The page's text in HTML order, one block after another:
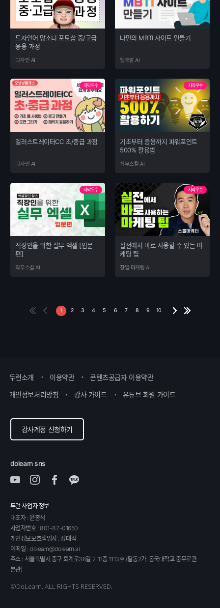
드자인어 망소니 포토샵 중/고급
응용 과정
디자인 AI
나만의 MBTI 사이트 만들기
웹개발 AI
자막우수
일러스트레이터CC 초/중급 과정
디자인 AI
자막우수
기초부터 응용까지 파워포인트
500% 활용법
직무스킬 AI
자막우수
직장인을 위한 실무 엑셀 [입문
편]
직무스킬 AI
자막우수
실전에서 바로 사용할 수 있는 마
케팅 팁
창업·마케팅 AI
1 2 3 4 5 6 7 8 9 10
두런소개 이용약관 콘텐츠공급자 이용약관
개인정보처리방침 강사 가이드 유튜브 회원 가이드
강사계정 신청하기
dolearn sns
두런 사업자 정보
대표자 : 윤종식
사업자번호 : 801-87-01650
개인정보보호책임자 : 정대석
이메일 : dolearn@dolearn.ai
주소 : 서울특별시 중구 퇴계로36길 2, 11층 1113호 (필동2가, 동국대학교 충무로관
본관)
©DoLearn. ALL RIGHTS RESERVED.